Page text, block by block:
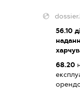
56.10
68.20